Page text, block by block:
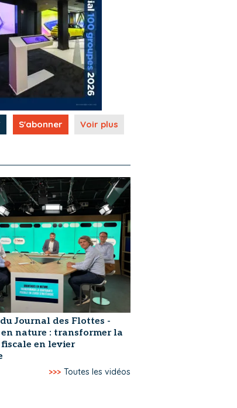
S'abonner Voir plus
Journal des Flottes -
nature : transformer la
en levier
>>> Toutes les vidéos